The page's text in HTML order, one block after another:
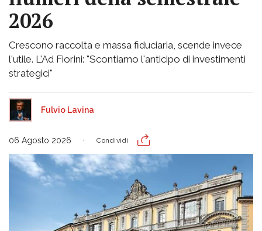
2026
Crescono raccolta e massa fiduciaria, scende invece
l'utile. L'Ad Fiorini: "Scontiamo l'anticipo di investimenti
strategici"
Fulvio Lavina
06 Agosto 2026 Condividi